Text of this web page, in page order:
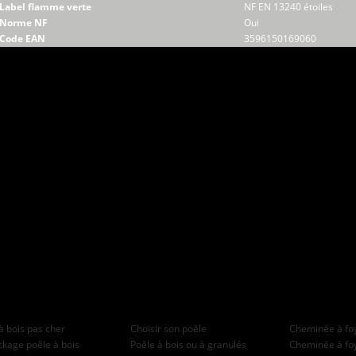
Label flamme verte
NF EN 13240 étoiles
Norme NF
Oui
Code EAN
3596150169060
bois pas cher
poêle à bois
Choisir son poêle
Poêle à bois ou à granulés
Cheminée à
Cheminée à